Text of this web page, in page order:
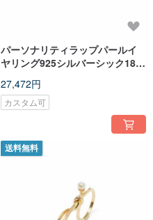
パーソナリティラップパールイ
ヤリング925シルバーシック18K
ヤークリップ
27,472円
カスタム可
送料無料